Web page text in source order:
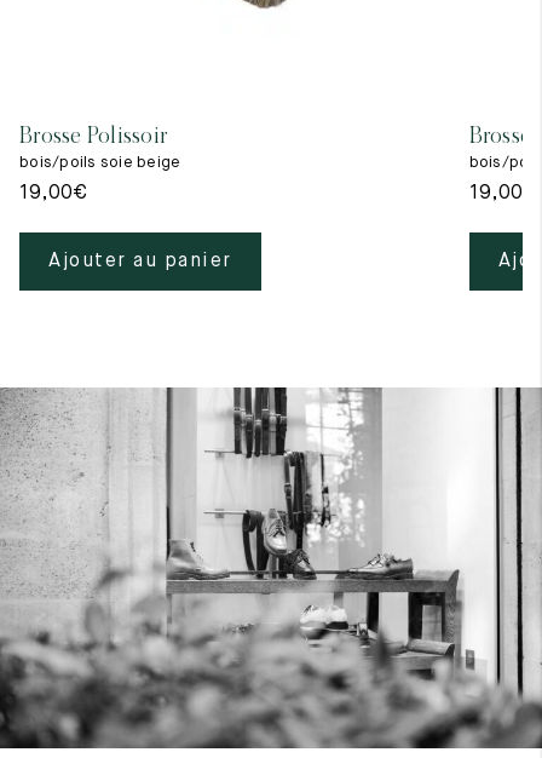
Brosse Polissoir
bois/poils soie beige
19,00€
Ajouter au panier
Brosse
bois/
19,00